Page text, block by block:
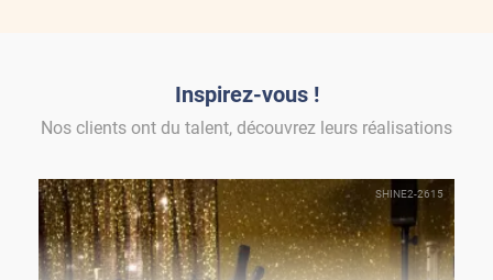
Inspirez-vous !
Nos clients ont du talent, découvrez leurs réalisations
SHINE2-2615